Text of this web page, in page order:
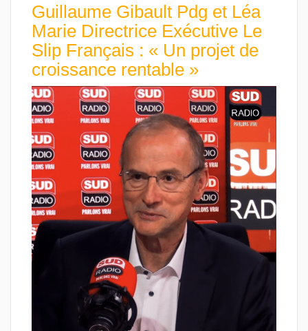
Guillaume Gibault Pdg et Léa
Marie Directrice Exécutive Le
Slip Français : « Un projet de
croissance rentable »